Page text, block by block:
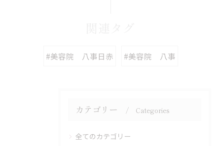
#美容院 八事日赤 #美容院 八事
カテゴリー Categories
全てのカテゴリー